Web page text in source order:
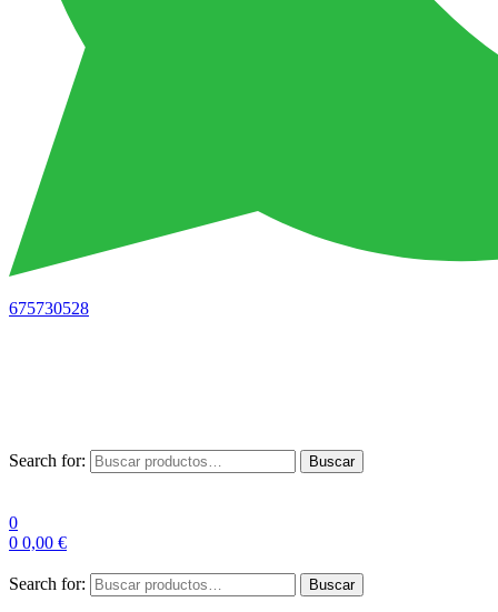
675730528
Search for: Buscar
0
0 0,00 €
Search for: Buscar